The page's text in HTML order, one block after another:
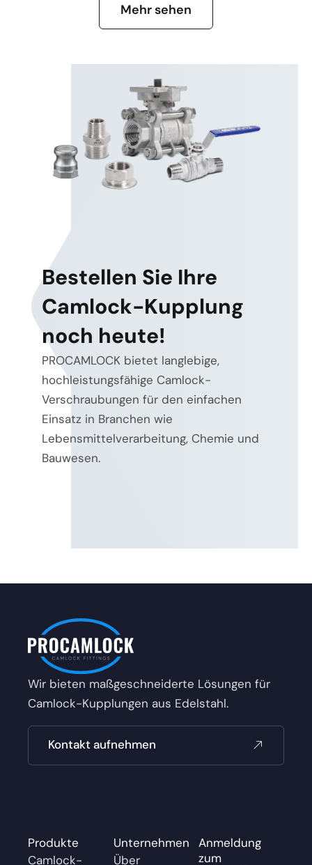
Mehr sehen
Bestellen Sie Ihre
Camlock-Kupplung
noch heute!
PROCAMLOCK bietet langlebige,
hochleistungsfähige Camlock-
Verschraubungen für den einfachen
Einsatz in Branchen wie
Lebensmittelverarbeitung, Chemie und
Bauwesen.
Wir bieten maßgeschneiderte Lösungen für
Camlock-Kupplungen aus Edelstahl.
Kontakt aufnehmen
Produkte
Camlock-
Unternehmen
Über
Anmeldung
zum